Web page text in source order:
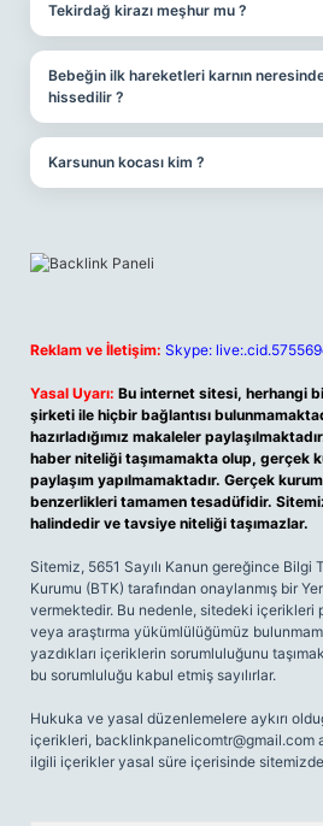
Tekirdağ kirazı meşhur mu ?
Bebeğin ilk hareketleri karnın
hissedilir ?
Karsunun kocası kim ?
Reklam ve İletişim: Skype:
Yasal Uyarı: Bu internet sitesi, herhangi
şirketi ile hiçbir bağlantısı
hazırladığımız makaleler
haber niteliği taşımamakta olup, gerçek
paylaşım yapılmamaktadır. Gerçek
benzerlikleri tamamen tesadüfidir.
halindedir ve tavsiye niteliği taşımazlar.
Sitemiz, 5651 Sayılı Kanun gereğince Bilgi
Kurumu (BTK) tarafından onaylanmış bir
vermektedir. Bu nedenle, sitedeki içerikleri
veya araştırma yükümlülüğümüz
yazdıkları içeriklerin sorumluluğunu
bu sorumluluğu kabul etmiş sayılırlar.
Hukuka ve yasal düzenlemelere aykırı
içerikleri, backlinkpanelicomtr@gmail.com
ilgili içerikler yasal süre içerisinde